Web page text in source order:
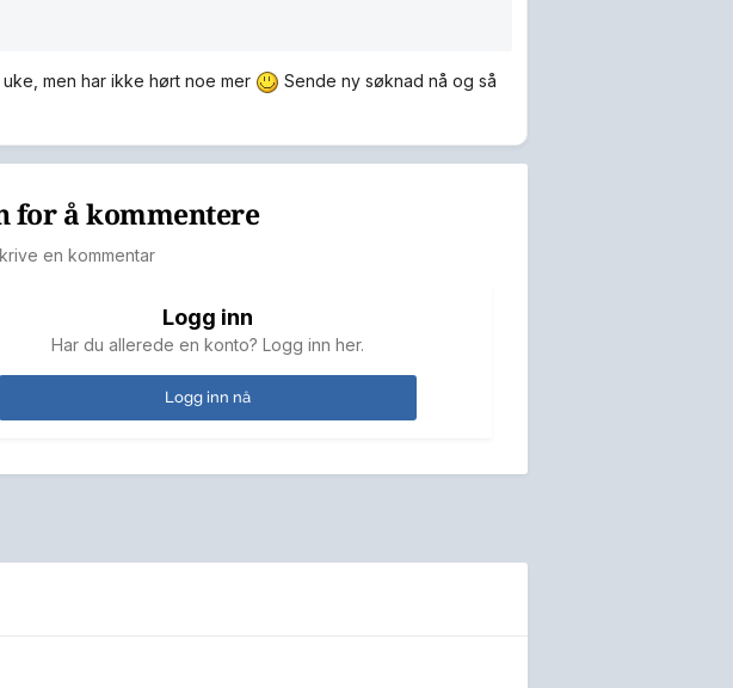
men har ikke hørt noe mer
Sende ny søknad nå og så
for å kommentere
en kommentar
Logg inn
Har du allerede en konto? Logg inn her.
Logg inn nå